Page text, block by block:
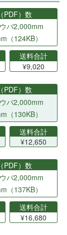
PDF）数
バ2,000mm
（124KB）
送料合計
¥9,020
PDF）数
バ2,000mm
（130KB）
送料合計
¥12,650
PDF）数
バ2,000mm
（137KB）
送料合計
¥16,680